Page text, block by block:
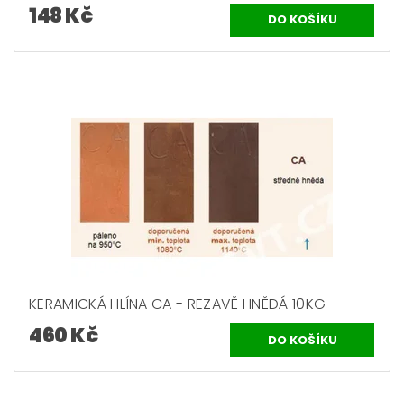
148 Kč
KERAMICKÁ HLÍNA CA - REZAVĚ HNĚDÁ 10KG
460 Kč